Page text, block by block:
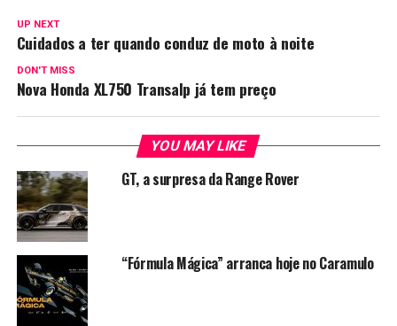
UP NEXT
Cuidados a ter quando conduz de moto à noite
DON'T MISS
Nova Honda XL750 Transalp já tem preço
YOU MAY LIKE
GT, a surpresa da Range Rover
“Fórmula Mágica” arranca hoje no Caramulo